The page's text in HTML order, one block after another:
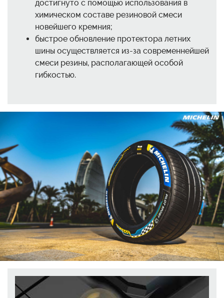
достигнуто с помощью использования в
химическом составе резиновой смеси
новейшего кремния;
быстрое обновление протектора летних
шины осуществляется из-за современнейшей
смеси резины, располагающей особой
гибкостью.